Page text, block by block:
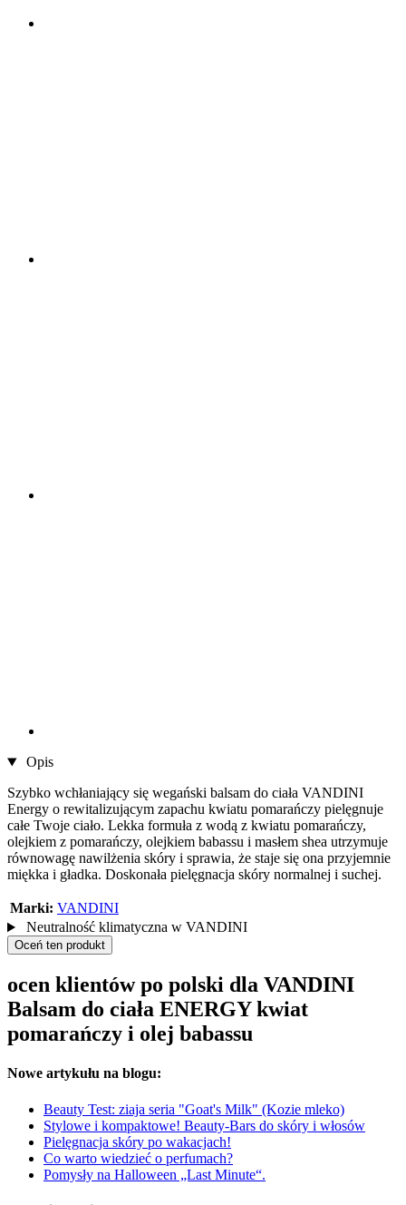
Opis
Szybko wchłaniający się wegański balsam do ciała VANDINI
Energy o rewitalizującym zapachu kwiatu pomarańczy pielęgnuje
całe Twoje ciało. Lekka formuła z wodą z kwiatu pomarańczy,
olejkiem z pomarańczy, olejkiem babassu i masłem shea utrzymuje
równowagę nawilżenia skóry i sprawia, że staje się ona przyjemnie
miękka i gładka. Doskonała pielęgnacja skóry normalnej i suchej.
Marki: VANDINI
Neutralność klimatyczna w VANDINI
Oceń ten produkt
ocen klientów po polski dla VANDINI
Balsam do ciała ENERGY kwiat
pomarańczy i olej babassu
Nowe artykułu na blogu:
Beauty Test: ziaja seria "Goat's Milk" (Kozie mleko)
Stylowe i kompaktowe! Beauty-Bars do skóry i włosów
Pielęgnacja skóry po wakacjach!
Co warto wiedzieć o perfumach?
Pomysły na Halloween „Last Minute“.